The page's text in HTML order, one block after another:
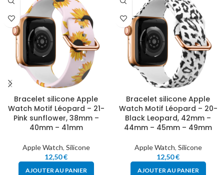
Bracelet silicone Apple
Watch Motif Léopard – 21-
Pink sunflower, 38mm –
40mm – 41mm
Apple Watch, Silicone
12,50€
AJOUTER AU PANIER
Bracelet silicone Apple
Watch Motif Léopard – 20-
Black Leopard, 42mm –
44mm – 45mm – 49mm
Apple Watch, Silicone
12,50€
AJOUTER AU PANIER